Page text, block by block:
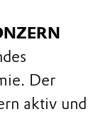
Der
aktiv und